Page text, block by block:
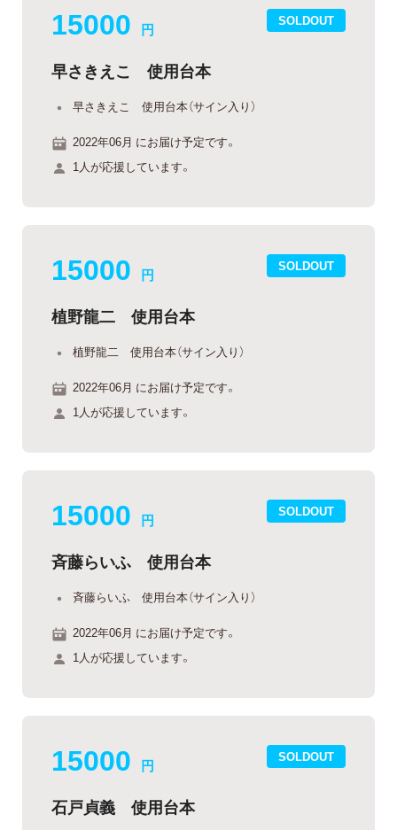
SOLDOUT
15000 円
早さきえこ 使用台本
早さきえこ 使用台本（サイン入り）
2022年06月 にお届け予定です。
1人が応援しています。
SOLDOUT
15000 円
植野龍二 使用台本
植野龍二 使用台本（サイン入り）
2022年06月 にお届け予定です。
1人が応援しています。
SOLDOUT
15000 円
斉藤らいふ 使用台本
斉藤らいふ 使用台本（サイン入り）
2022年06月 にお届け予定です。
1人が応援しています。
SOLDOUT
15000 円
石戸貞義 使用台本